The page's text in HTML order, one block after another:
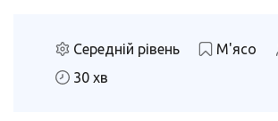
Середній рівень М'ясо
30 хв